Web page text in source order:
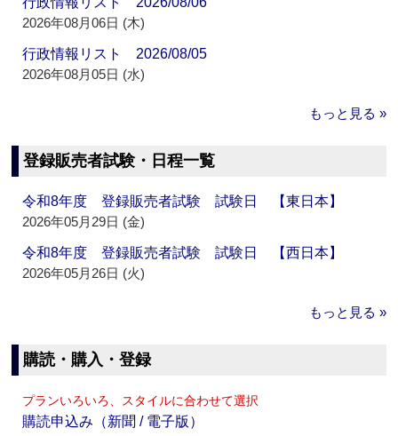
2026年08月06日 (木)
行政情報リスト 2026/08/05
2026年08月05日 (水)
もっと見る »
登録販売者試験・日程一覧
令和8年度 登録販売者試験 試験日 【東日本】
2026年05月29日 (金)
令和8年度 登録販売者試験 試験日 【西日本】
2026年05月26日 (火)
もっと見る »
購読・購入・登録
プランいろいろ、スタイルに合わせて選択
購読申込み（新聞 / 電子版）